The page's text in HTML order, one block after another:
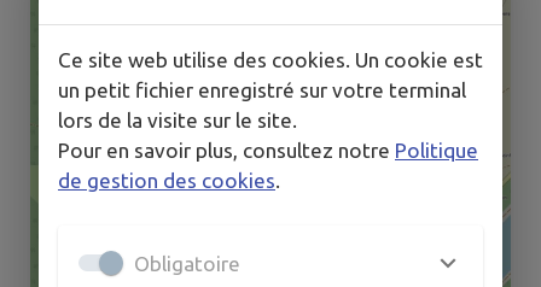
Ce site web utilise des cookies. Un cookie est
un petit fichier enregistré sur votre terminal
lors de la visite sur le site.
Pour en savoir plus, consultez notre Politique
de gestion des cookies.
Obligatoire